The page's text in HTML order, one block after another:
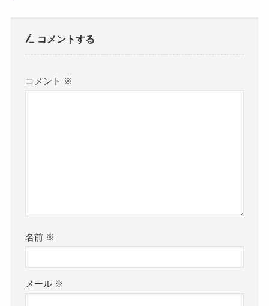
コメントする
コメント ※
名前 ※
メール ※